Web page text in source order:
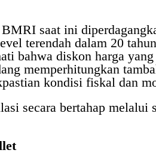
saat ini
terendah dalam 20
bahwa diskon harga
memperhitungkan
kondisi fiskal dan
secara bertahap melalui